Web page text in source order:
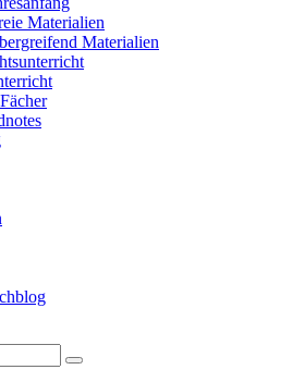
Materialien
Materialien